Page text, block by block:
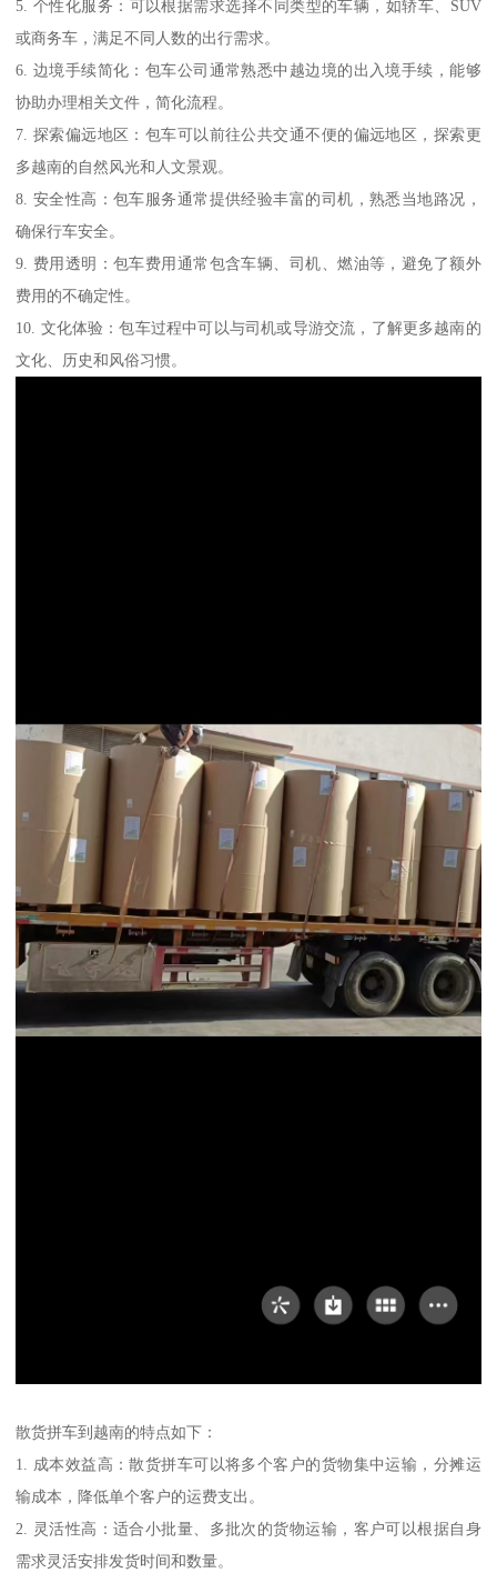
5. 个性化服务：可以根据需求选择不同类型的车辆，如轿车、SUV
或商务车，满足不同人数的出行需求。
6. 边境手续简化：包车公司通常熟悉中越边境的出入境手续，能够
协助办理相关文件，简化流程。
7. 探索偏远地区：包车可以前往公共交通不便的偏远地区，探索更
多越南的自然风光和人文景观。
8. 安全性高：包车服务通常提供经验丰富的司机，熟悉当地路况，
确保行车安全。
9. 费用透明：包车费用通常包含车辆、司机、燃油等，避免了额外
费用的不确定性。
10. 文化体验：包车过程中可以与司机或导游交流，了解更多越南的
文化、历史和风俗习惯。
散货拼车到越南的特点如下：
1. 成本效益高：散货拼车可以将多个客户的货物集中运输，分摊运
输成本，降低单个客户的运费支出。
2. 灵活性高：适合小批量、多批次的货物运输，客户可以根据自身
需求灵活安排发货时间和数量。